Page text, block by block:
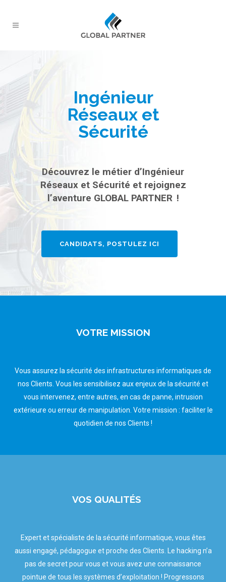
Ingénieur
Réseaux et
Sécurité
Découvrez le métier d’Ingénieur
Réseaux et Sécurité et rejoignez
l’aventure GLOBAL PARTNER !
CANDIDATS, POSTULEZ ICI
VOTRE MISSION
Vous assurez la sécurité des infrastructures informatiques de
nos Clients. Vous les sensibilisez aux enjeux de la sécurité et
vous intervenez, entre autres, en cas de panne, intrusion
extérieure ou erreur de manipulation. Votre mission : faciliter le
quotidien de nos Clients !
VOS QUALITÉS
Expert et spécialiste de la sécurité informatique, vous êtes
aussi engagé, pédagogue et proche des Clients. Le hacking n’a
pas de secret pour vous et vous avez une connaissance
pointue de tous les systèmes d’exploitation ! Progressons